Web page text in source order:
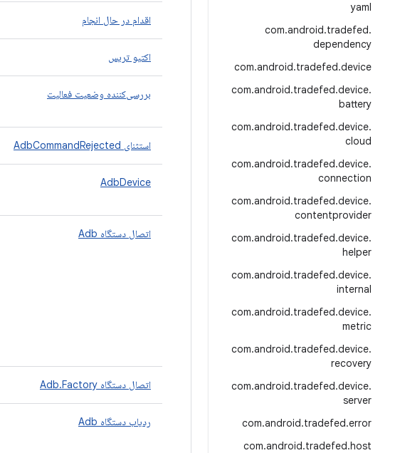
yaml
com.android.tradefed.
dependency
com.android.tradefed.device
com.android.tradefed.device.
battery
com.android.tradefed.device.
cloud
com.android.tradefed.device.
connection
com.android.tradefed.device.
contentprovider
com.android.tradefed.device.
helper
com.android.tradefed.device.
internal
com.android.tradefed.device.
metric
com.android.tradefed.device.
recovery
com.android.tradefed.device.
server
com.android.tradefed.error
com.android.tradefed.host
اقدام در حال انجام
اکتیو تریس
بررسی‌کننده وضعیت فعالیت
استثنای AdbCommandRejected
AdbDevice
اتصال دستگاه Adb
اتصال دستگاه Adb.Factory
ردیاب دستگاه Adb